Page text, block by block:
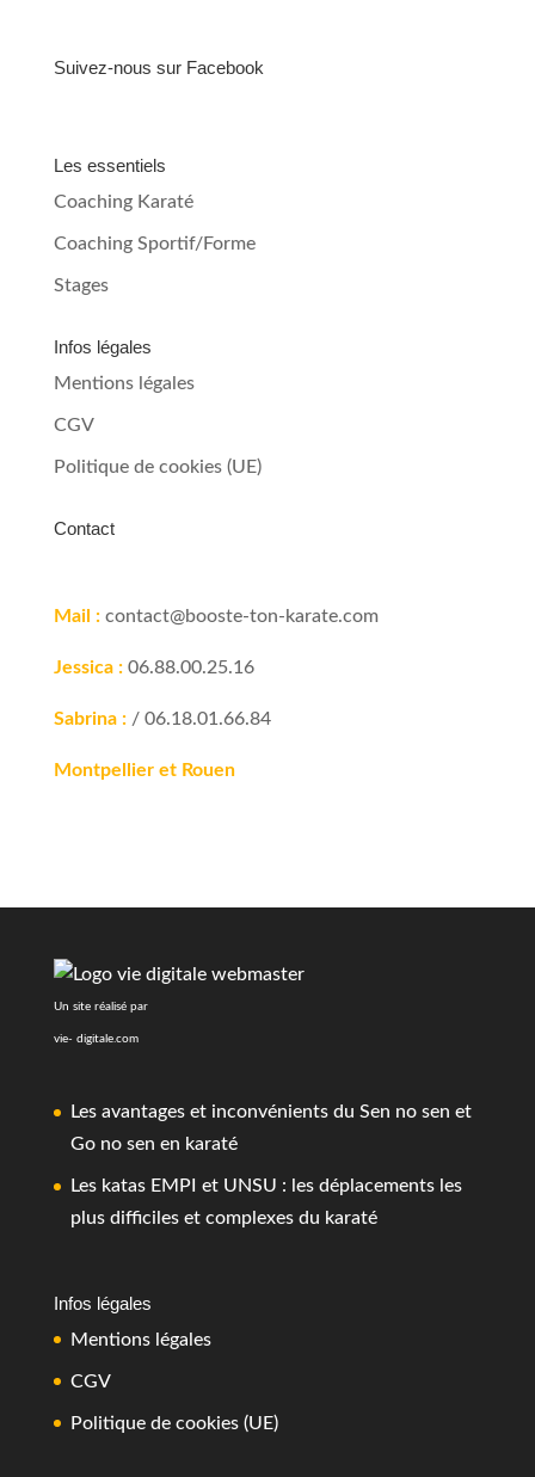
Suivez-nous sur Facebook
Les essentiels
Coaching Karaté
Coaching Sportif/Forme
Stages
Infos légales
Mentions légales
CGV
Politique de cookies (UE)
Contact
Mail :contact@booste-ton-karate.com
Jessica : 06.88.00.25.16
Sabrina : / 06.18.01.66.84
Montpellier et Rouen
Un site réalisé par
vie- digitale.com
Les avantages et inconvénients du Sen no sen et
Go no sen en karaté
Les katas EMPI et UNSU : les déplacements les
plus difficiles et complexes du karaté
Infos légales
Mentions légales
CGV
Politique de cookies (UE)